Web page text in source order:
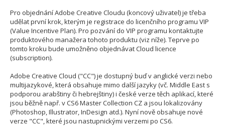
Pro objednání Adobe Creative Cloudu (koncový uživatel) je třeba
udělat první krok, kterým je registrace do licenčního programu VIP
(Value Incentive Plan). Pro pozvání do VIP programu kontaktujte
produktového manažera tohoto produktu (viz níže). Teprve po
tomto kroku bude umožněno objednávat Cloud licence
(subscription).
Adobe Creative Cloud ("CC") je dostupný buď v anglické verzi nebo
multijazykové, která obsahuje mimo další jazyky (vč. Middle East s
podporou arabštiny či hebrejštiny) i české verze těch aplikací, které
jsou běžně např. v CS6 Master Collection CZ a jsou lokalizovány
(Photoshop, Illustrator, InDesign atd.). Nyní nově obsahuje nové
verze "CC", které jsou nastupnickými verzemi po CS6.